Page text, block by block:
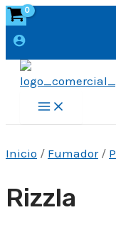
Ir
al
Main
Menu
Inicio / Fumador/
Rizzla